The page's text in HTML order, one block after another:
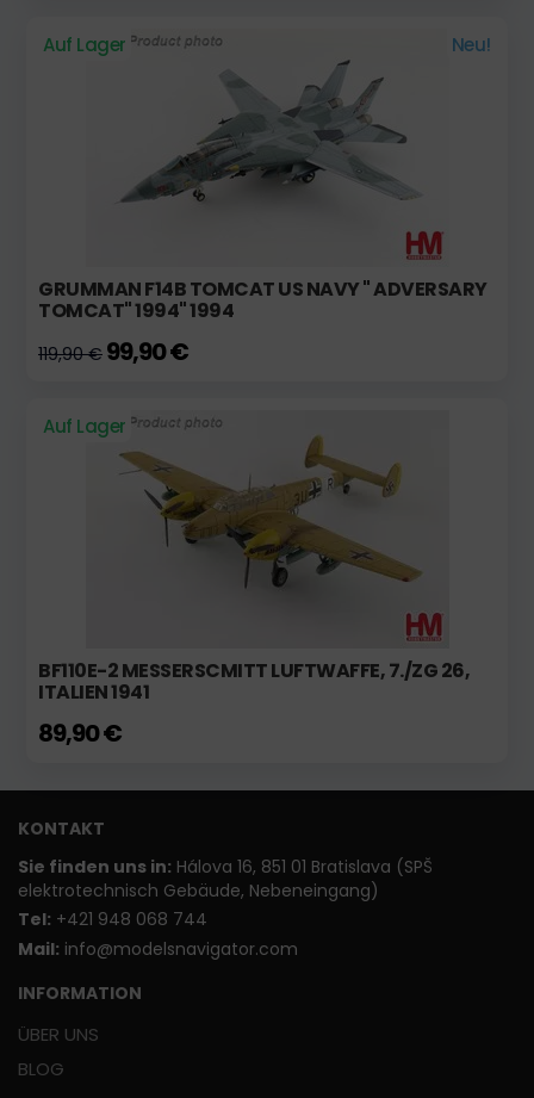
Auf Lager Neu!
GRUMMAN F14B TOMCAT US NAVY " ADVERSARY
TOMCAT" 1994" 1994
119,90 € 99,90 €
Auf Lager
BF110E-2 MESSERSCMITT LUFTWAFFE, 7./ZG 26,
ITALIEN 1941
89,90 €
KONTAKT
Sie finden uns in: Hálova 16, 851 01 Bratislava (SPŠ
elektrotechnisch Gebäude, Nebeneingang)
Tel: +421 948 068 744
Mail: info@modelsnavigator.com
INFORMATION
ÜBER UNS
BLOG